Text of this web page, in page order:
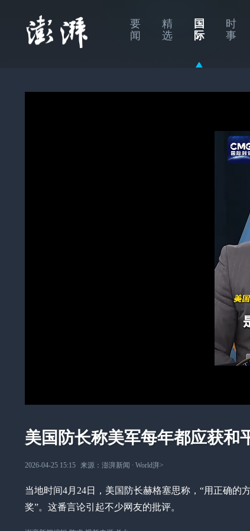
要
闻
精
选
国
际
时
事
美国防长称美军每年都应获和
2026-04-25 15:15 来源： 澎湃新闻 ∙ World湃>
当地时间4月24日，美国防长赫格塞思称，“用正确的
奖”。这番言论引起不少网友的批评。